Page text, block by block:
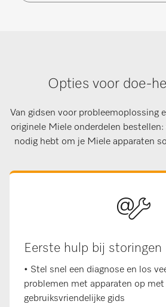
Opties voor doe-
Van gidsen voor probleemoplossing
originele Miele onderdelen
nodig hebt om je Miele apparaten
Eerste hulp bij storingen
• Stel snel een diagnose en los
problemen met apparaten op met
gebruiksvriendelijke gids